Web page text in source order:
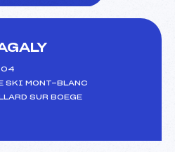
SKI MONT-BLANC
SUR BOEGE